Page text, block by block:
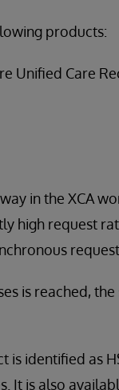
products:
Unified Care
in the XCA
high request
is reached,
identified as
It is also